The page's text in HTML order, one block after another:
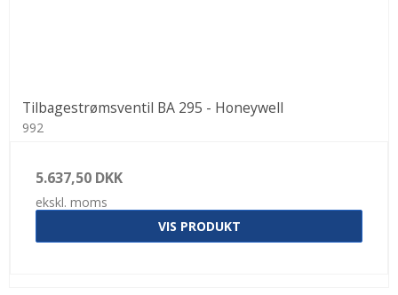
Tilbagestrømsventil BA 295 - Honeywell
992
5.637,50 DKK
ekskl. moms
VIS PRODUKT